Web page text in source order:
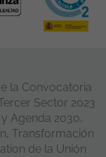
la Convocatoria
Sector 2023
Agenda 2030,
Transformación
de la Unión